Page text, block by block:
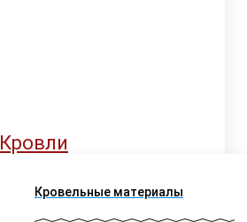
Кровли
Кровельные материалы